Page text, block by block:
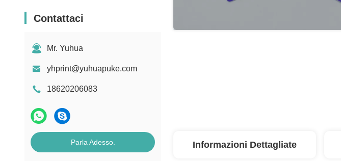
Contattaci
Mr. Yuhua
yhprint@yuhuapuke.com
18620206083
Parla Adesso. Informazioni Dettagliate